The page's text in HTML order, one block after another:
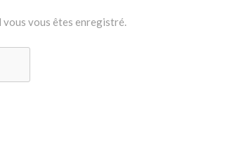
vous êtes enregistré.